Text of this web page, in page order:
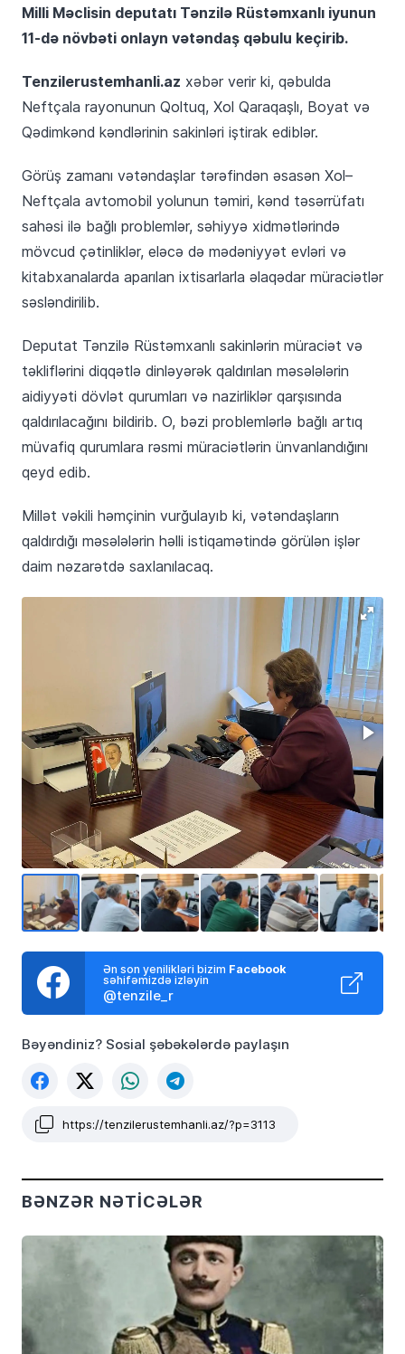
Milli Məclisin deputatı Tənzilə Rüstəmxanlı iyunun
11-də növbəti onlayn vətəndaş qəbulu keçirib.
Tenzilerustemhanli.az xəbər verir ki, qəbulda
Neftçala rayonunun Qoltuq, Xol Qaraqaşlı, Boyat və
Qədimkənd kəndlərinin sakinləri iştirak ediblər.
Görüş zamanı vətəndaşlar tərəfindən əsasən Xol–
Neftçala avtomobil yolunun təmiri, kənd təsərrüfatı
sahəsi ilə bağlı problemlər, səhiyyə xidmətlərində
mövcud çətinliklər, eləcə də mədəniyyət evləri və
kitabxanalarda aparılan ixtisarlarla əlaqədar müraciətlər
səsləndirilib.
Deputat Tənzilə Rüstəmxanlı sakinlərin müraciət və
təkliflərini diqqətlə dinləyərək qaldırılan məsələlərin
aidiyyəti dövlət qurumları və nazirliklər qarşısında
qaldırılacağını bildirib. O, bəzi problemlərlə bağlı artıq
müvafiq qurumlara rəsmi müraciətlərin ünvanlandığını
qeyd edib.
Millət vəkili həmçinin vurğulayıb ki, vətəndaşların
qaldırdığı məsələlərin həlli istiqamətində görülən işlər
daim nəzarətdə saxlanılacaq.
Ən son yenilikləri bizim Facebook
səhifəmizdə izləyin
@tenzile_r
Bəyəndiniz? Sosial şəbəkələrdə paylaşın
https://tenzilerustemhanli.az/?p=3113
BƏNZƏR NƏTICƏLƏR